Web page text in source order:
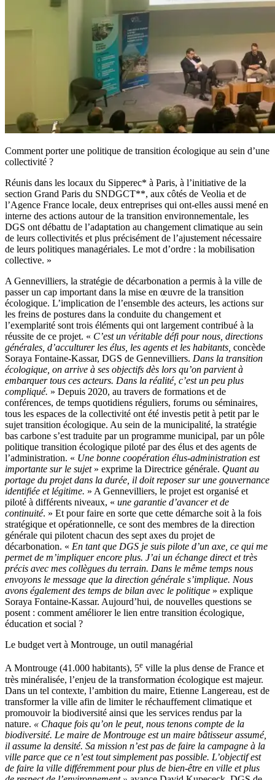
Comment porter une politique de transition écologique au sein d’une
collectivité ?
Réunis dans les locaux du Sipperec* à Paris, à l’initiative de la
section Grand Paris du SNDGCT**, aux côtés de Veolia et de
l’Agence France locale, deux entreprises qui ont-elles aussi mené en
interne des actions autour de la transition environnementale, les
DGS ont débattu de l’adaptation au changement climatique au sein
de leurs collectivités et plus précisément de l’ajustement nécessaire
de leurs politiques managériales. Le mot d’ordre : la mobilisation
collective. »
A Gennevilliers, la stratégie de décarbonation a permis à la ville de
passer un cap important dans la mise en œuvre de la transition
écologique. L’implication de l’ensemble des acteurs, les actions sur
les freins de postures dans la conduite du changement et
l’exemplarité sont trois éléments qui ont largement contribué à la
réussite de ce projet. « C’est un véritable défi pour nous, directions
générales, d’acculturer les élus, les agents et les habitants, concède
Soraya Fontaine-Kassar, DGS de Gennevilliers. Dans la transition
écologique, on arrive à ses objectifs dès lors qu’on parvient à
embarquer tous ces acteurs. Dans la réalité, c’est un peu plus
compliqué. » Depuis 2020, au travers de formations et de
conférences, de temps quotidiens réguliers, forums ou séminaires,
tous les espaces de la collectivité ont été investis petit à petit par le
sujet transition écologique. Au sein de la municipalité, la stratégie
bas carbone s’est traduite par un programme municipal, par un pôle
politique transition écologique piloté par des élus et des agents de
l’administration. « Une bonne coopération élus-administration est
importante sur le sujet » exprime la Directrice générale. Quant au
portage du projet dans la durée, il doit reposer sur une gouvernance
identifiée et légitime. » A Gennevilliers, le projet est organisé et
piloté à différents niveaux, « une garantie d’avancer et de
continuité. » Et pour faire en sorte que cette démarche soit à la fois
stratégique et opérationnelle, ce sont des membres de la direction
générale qui pilotent chacun des sept axes du projet de
décarbonation. « En tant que DGS je suis pilote d’un axe, ce qui me
permet de m’impliquer encore plus. J’ai un échange direct et très
précis avec mes collègues du terrain. Dans le même temps nous
envoyons le message que la direction générale s’implique. Nous
avons également des temps de bilan avec le politique » explique
Soraya Fontaine-Kassar. Aujourd’hui, de nouvelles questions se
posent : comment améliorer le lien entre transition écologique,
éducation et social ?
Le budget vert à Montrouge, un outil managérial
A Montrouge (41.000 habitants), 5e ville la plus dense de France et
très minéralisée, l’enjeu de la transformation écologique est majeur.
Dans un tel contexte, l’ambition du maire, Etienne Langereau, est de
transformer la ville afin de limiter le réchauffement climatique et
promouvoir la biodiversité ainsi que les services rendus par la
nature. « Chaque fois qu’on le peut, nous tenons compte de la
biodiversité. Le maire de Montrouge est un maire bâtisseur assumé,
il assume la densité. Sa mission n’est pas de faire la campagne à la
ville parce que ce n’est tout simplement pas possible. L’objectif est
de faire la ville différemment pour plus de bien-être en ville et plus